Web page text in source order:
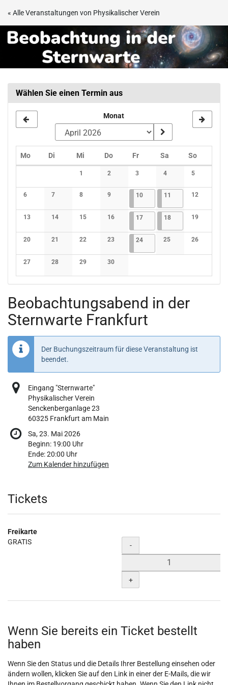
Zum
Inhalt
springen
« Alle Veranstaltungen von Physikalischer Verein
Beobachtungsabend
Sternwarte
Frankfurt
Wählen Sie einen Termin aus
Monat
MoMontag
Di Dienstag
Mi Mittwoch
DoDonnerstag
FrFreitagSa Samstag
SoSonntag
1
Keine Veranstaltungen
2
Keine Veranstaltungen
3
Keine Veranstaltungen
4
Keine Veranstaltungen
5
Keine
6
Keine Veranstaltungen
7
Keine Veranstaltungen
8
Keine Veranstaltungen
9
Keine Veranstaltungen
1010.04.2026
4 Veranstaltungen
11 11.04.2026
3 Veranstaltungen
12
Keine
13
Keine Veranstaltungen
14
Keine Veranstaltungen
15
Keine Veranstaltungen
16
Keine Veranstaltungen
1717.04.2026
4 Veranstaltungen
1818.04.2026
3 Veranstaltungen
19
Keine
20
Keine Veranstaltungen
21
Keine Veranstaltungen
22
Keine Veranstaltungen
23
Keine Veranstaltungen
2424.04.2026
4 Veranstaltungen
25
Keine Veranstaltungen
26
Keine
27
Keine Veranstaltungen
28
Keine Veranstaltungen
29
Keine Veranstaltungen
30
Keine Veranstaltungen
Beobachtungsabend in der
Sternwarte Frankfurt
Der Buchungszeitraum für diese Veranstaltung ist
beendet.
Eingang "Sternwarte"
Physikalischer Verein
Senckenberganlage 23
60325 Frankfurt am Main
Sa, 23. Mai 2026
Beginn: 19:00 Uhr
Ende:20:00 Uhr
Zum Kalender hinzufügen
Produkte
Tickets
Freikarte
GRATIS
Menge
-
+
Wenn Sie bereits ein Ticket bestellt
haben
Wenn Sie den Status und die Details Ihrer Bestellung einsehen oder
ändern wollen, klicken Sie auf den Link in einer der E-Mails, die wir